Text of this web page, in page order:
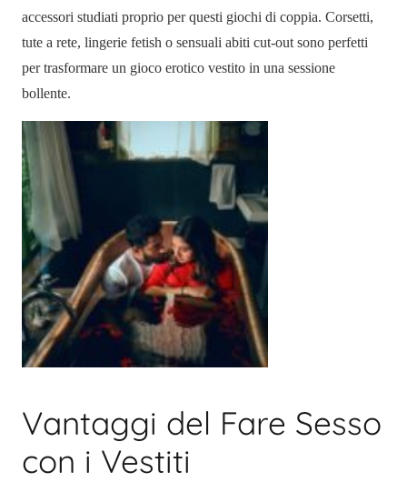
accessori studiati proprio per questi giochi di coppia. Corsetti,
tute a rete, lingerie fetish o sensuali abiti cut-out sono perfetti
per trasformare un gioco erotico vestito in una sessione
bollente.
Vantaggi del Fare Sesso
con i Vestiti